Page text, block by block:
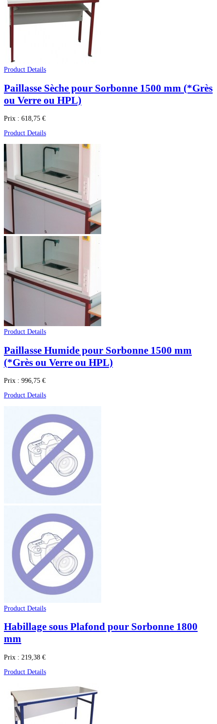
Product Details
Paillasse Sèche pour Sorbonne 1500 mm (*Grès
ou Verre ou HPL)
Prix : 618,75 €
Product Details
Product Details
Paillasse Humide pour Sorbonne 1500 mm
(*Grès ou Verre ou HPL)
Prix : 996,75 €
Product Details
Product Details
Habillage sous Plafond pour Sorbonne 1800
mm
Prix : 219,38 €
Product Details